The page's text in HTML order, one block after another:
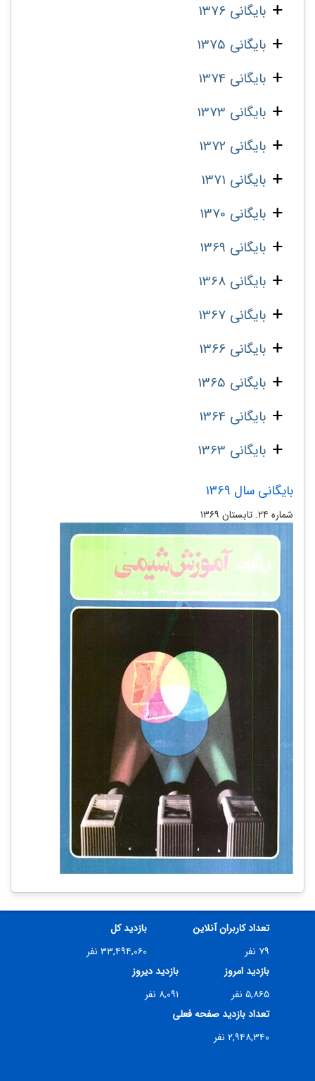
بایگانی 1376
بایگانی 1375
بایگانی 1374
بایگانی 1373
بایگانی 1372
بایگانی 1371
بایگانی 1370
بایگانی 1369
بایگانی 1368
بایگانی 1367
بایگانی 1366
بایگانی 1365
بایگانی 1364
بایگانی 1363
بایگانی سال 1369
شماره ۲۴. تابستان ۱۳۶۹
تعداد کاربران آنلاین
۷۹ نفر
بازدید کل
۳۳,۴۹۴,۰۶۰ نفر
بازدید امروز
۵,۸۶۵ نفر
بازدید دیروز
۸,۰۹۱ نفر
تعداد بازدید صفحه فعلی
۲,۹۴۸,۳۴۰ نفر